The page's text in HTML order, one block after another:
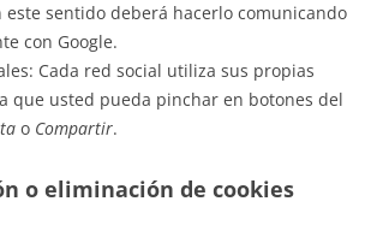
este sentido deberá hacerlo comunicando
con Google.
Cada red social utiliza sus propias
que usted pueda pinchar en botones del
o Compartir.
o eliminación de cookies